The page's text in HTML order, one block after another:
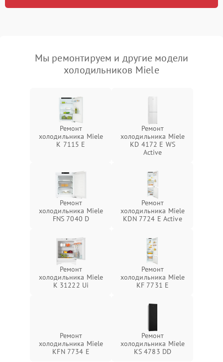
Мы ремонтируем и другие модели
холодильников Miele
Ремонт
холодильника Miele
K 7115 E
Ремонт
холодильника Miele
KD 4172 E WS
Active
Ремонт
холодильника Miele
FNS 7040 D
Ремонт
холодильника Miele
KDN 7724 E Active
Ремонт
холодильника Miele
K 31222 Ui
Ремонт
холодильника Miele
KF 7731 E
Ремонт
холодильника Miele
KFN 7734 E
Ремонт
холодильника Miele
KS 4783 DD